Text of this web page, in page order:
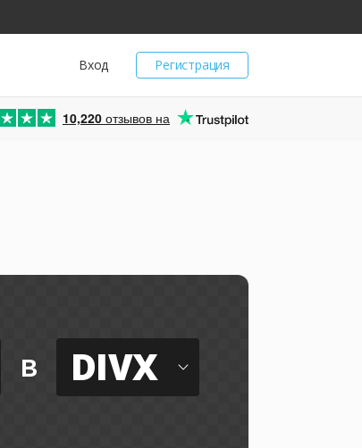
Регистрация
Вход
10,220 отзывов на
в DIVX